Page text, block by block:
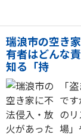
瑞浪市の空き
有者はどんな
知る「持
「
で
の
場